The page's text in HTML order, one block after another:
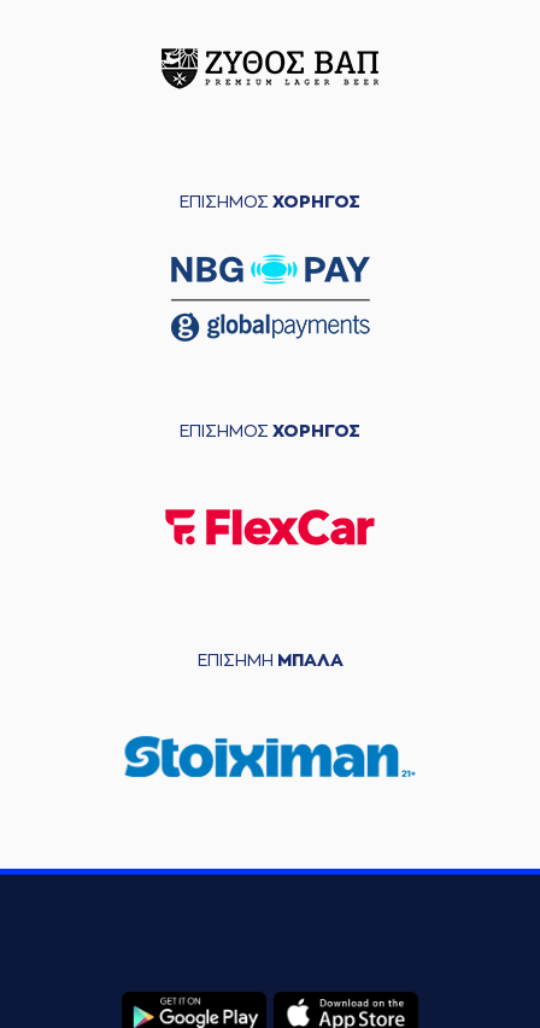
ΕΠΙΣΗΜΟΣ ΧΟΡΗΓΟΣ
ΕΠΙΣΗΜΟΣ ΧΟΡΗΓΟΣ
ΕΠΙΣΗΜΗ ΜΠΑΛΑ